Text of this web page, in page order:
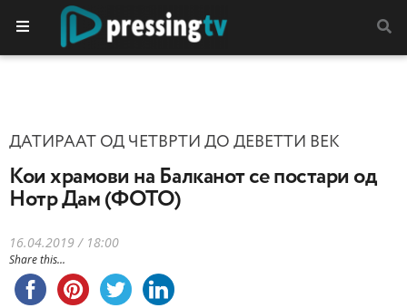
ДАТИРААТ ОД ЧЕТВРТИ ДО ДЕВЕТТИ ВЕК
Кои храмови на Балканот се постари од
Нотр Дам (ФОТО)
16.04.2019 / 18:00
Share this...